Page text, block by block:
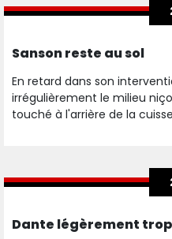
Sanson reste au sol
En retard dans son
irrégulièrement le milieu
touché à l'arrière de la
Dante légèrement